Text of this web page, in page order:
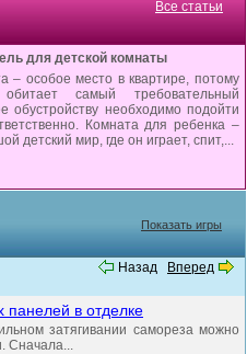
Все статьи
для детской комнаты
– особое место в квартире, потому
самый требовательный
обустройству необходимо подойти
Комната для ребенка –
детский мир, где он играет, спит,...
Показать игры
Назад Вперед
панелей в отделке
затягивании самореза можно
Сначала...